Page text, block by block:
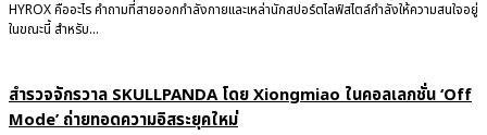
HYROX คืออะไร คำถามที่สายออกกำลังกายและเหล่านักสปอร์ตไลฟ์สไตล์กำลังให้ความสนใจอยู่
ในขณะนี้ สำหรับ...
สำรวจจักรวาล SKULLPANDA โดย Xiongmiao ในคอลเลกชั่น ‘Off
Mode’ ถ่ายทอดความอิสระยุคใหม่